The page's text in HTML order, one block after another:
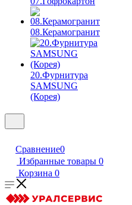
08.Керамогранит
20.Фурнитура
SAMSUNG
(Корея)
Сравнение0
Избранные товары 0
Корзина 0